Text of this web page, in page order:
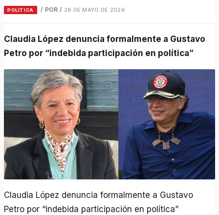
POLÍTICA / POR / 26 DE MAYO DE 2026
Claudia López denuncia formalmente a Gustavo
Petro por “indebida participación en política”
Claudia López denuncia formalmente a Gustavo
Petro por “indebida participación en política”